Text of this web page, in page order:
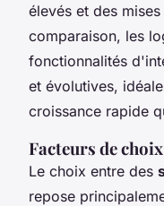
élevés et des
comparaison, les
fonctionnalités
et évolutives,
croissance rapide
Facteurs de
Le choix entre des
repose